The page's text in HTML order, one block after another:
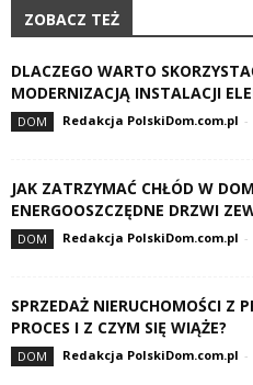
ZOBACZ TEŻ
DLACZEGO WARTO
MODERNIZACJĄ INSTALACJI
DOM Redakcja PolskiDom.com.pl -
JAK ZATRZYMAĆ CHŁÓD W
ENERGOOSZCZĘDNE DRZWI
DOM Redakcja PolskiDom.com.pl -
SPRZEDAŻ NIERUCHOMOŚCI Z
PROCES I Z CZYM SIĘ WIĄŻE?
DOM Redakcja PolskiDom.com.pl -